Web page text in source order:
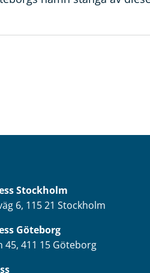
Stockholm
6, 115 21 Stockholm
Göteborg
45, 411 15 Göteborg